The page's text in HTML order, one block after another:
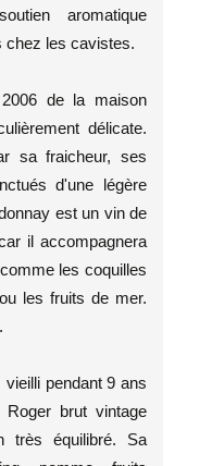
aromatique
chez les cavistes.
de la maison
délicate.
sa fraicheur, ses
d'une légère
est un vin de
il accompagnera
les coquilles
les fruits de mer.
pendant 9 ans
brut vintage
très équilibré. Sa